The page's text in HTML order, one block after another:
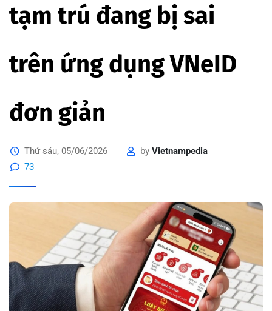
tạm trú đang bị sai
trên ứng dụng VNeID
đơn giản
Thứ sáu, 05/06/2026 by Vietnampedia
73